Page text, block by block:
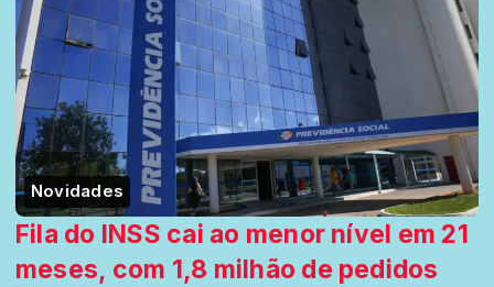
Novidades
Fila do INSS cai ao menor nível em 21
meses, com 1,8 milhão de pedidos